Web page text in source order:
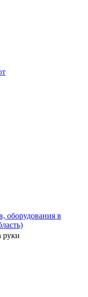
оборудования в
руки